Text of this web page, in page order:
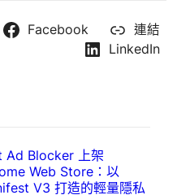
Facebook
連結
LinkedIn
Ad Blocker 上架
Web Store：以
V3 打造的輕量隱私